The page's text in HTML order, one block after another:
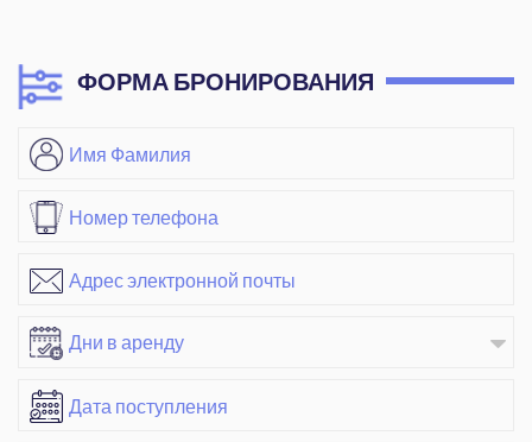
ФОРМА БРОНИРОВАНИЯ